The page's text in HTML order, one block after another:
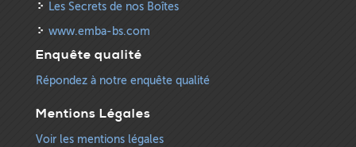
Les Secrets de nos Boîtes
www.emba-bs.com
Enquête qualité
Répondez à notre enquête qualité
Mentions Légales
Voir les mentions légales